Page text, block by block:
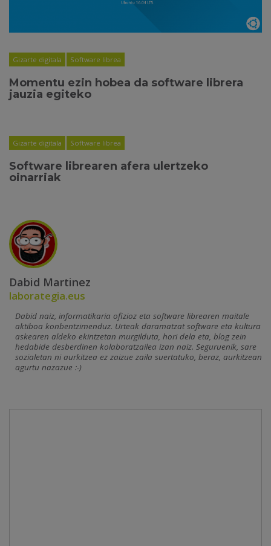
Gizarte digitala Software librea
Momentu ezin hobea da software librera
jauzia egiteko
Gizarte digitala Software librea
Software librearen afera ulertzeko
oinarriak
Dabid Martinez
laborategia.eus
Dabid naiz, informatikaria ofizioz eta software librearen maitale
aktiboa konbentzimenduz. Urteak daramatzat software eta kultura
askearen aldeko ekintzetan murgilduta, hori dela eta, blog zein
hedabide desberdinen kolaboratzailea izan naiz. Seguruenik, sare
sozialetan ni aurkitzea ez zaizue zaila suertatuko, beraz, aurkitzean
agurtu nazazue :-)